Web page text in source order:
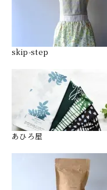
skip-step
あひろ屋